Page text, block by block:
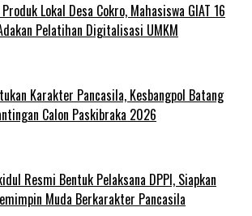
Lokal Desa Cokro, Mahasiswa GIAT 16
Pelatihan Digitalisasi UMKM
Karakter Pancasila, Kesbangpol Batang
Calon Paskibraka 2026
Resmi Bentuk Pelaksana DPPI, Siapkan
Muda Berkarakter Pancasila